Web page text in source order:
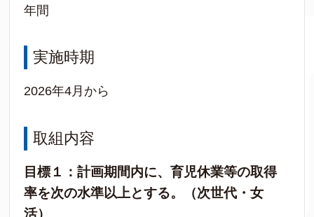
年間
実施時期
2026年4月から
取組内容
目標１：計画期間内に、育児休業等の取得
率を次の水準以上とする。（次世代・女
活）